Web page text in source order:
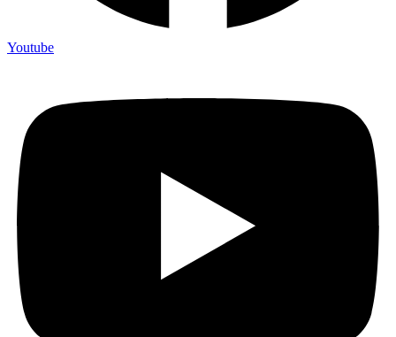
Youtube